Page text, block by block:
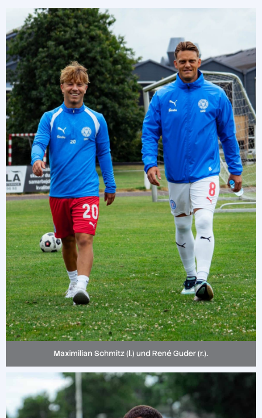
Maximilian Schmitz (l.) und René Guder (r.).